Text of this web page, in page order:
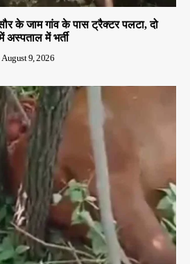
के जाम गांव के पास ट्रैक्टर पलटा, दो
अस्पताल में भर्ती
August 9, 2026